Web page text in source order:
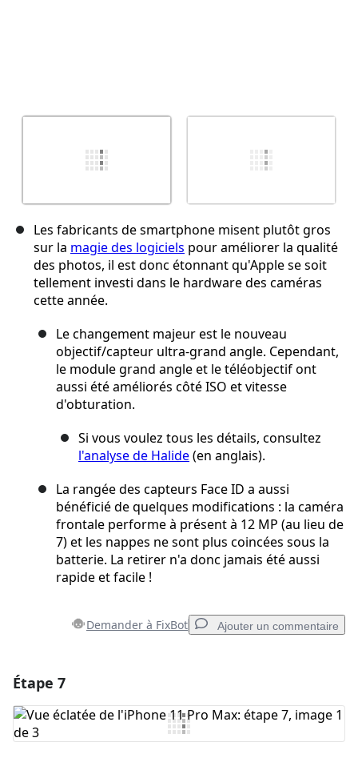
Les fabricants de smartphone misent plutôt gros
sur la magie des logiciels pour améliorer la qualité
des photos, il est donc étonnant qu'Apple se soit
tellement investi dans le hardware des caméras
cette année.
Le changement majeur est le nouveau
objectif/capteur ultra-grand angle. Cependant,
le module grand angle et le téléobjectif ont
aussi été améliorés côté ISO et vitesse
d'obturation.
Si vous voulez tous les détails, consultez
l'analyse de Halide(en anglais).
La rangée des capteurs Face ID a aussi
bénéficié de quelques modifications : la caméra
frontale performe à présent à 12 MP (au lieu de
7) et les nappes ne sont plus coincées sous la
batterie. La retirer n'a donc jamais été aussi
rapide et facile !
Demander à FixBot Ajouter un commentaire
Ajouter un commentaire
Étape 7